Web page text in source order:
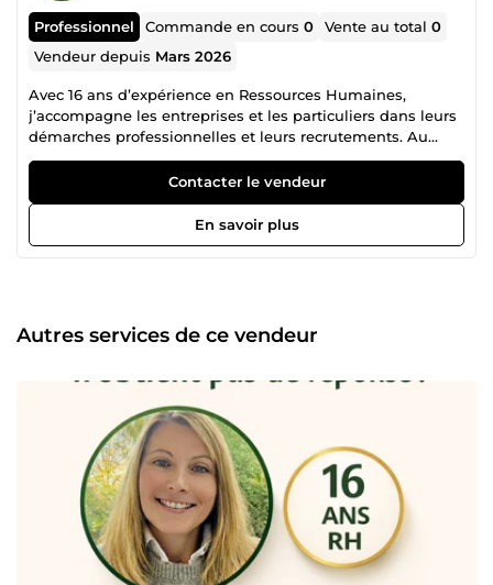
Professionnel Commande en cours0 Vente au total0
Vendeur depuis Mars 2026
Avec 16 ans d’expérience en Ressources Humaines,
j’accompagne les entreprises et les particuliers dans leurs
démarches professionnelles et leurs recrutements. Au
cours de mon parcours en tant que Responsable
Ressources Humaines, j’ai analysé de nombreuses
candidatures, conduit des entretiens de recrutement et
accompagné des professionnels à différentes étapes de
leur carrière. Je mets aujourd’hui cette expérience au
entreprises: Je vous accompagne dans la présélection des
candidats afin de vous faire gagner du temps dans votre
l’analyse des CV selon vos critères • la pré-qualification
téléphonique des candidats • la conduite d’entretiens de
recrutement • un retour synthétique et un avis RH sur les
profils rencontrés Mon objectif est de vous permettre de
vous concentrer sur les meilleurs candidats, tout en
optimisant votre temps. Pour les particuliers: Je propose
également un accompagnement pour vous aider à
avancer dans votre parcours professionnel : • analyse de CV
avec un regard de recruteur • préparation et simulation
d’entretiens • prise de recul sur votre situation
Contacter le vendeur
En savoir plus
Autres services de ce vendeur